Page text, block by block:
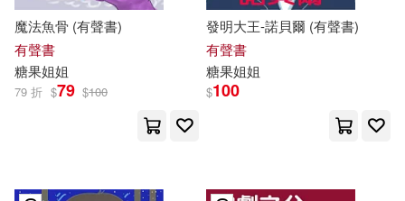
魔法魚骨 (有聲書)
有聲書
糖果姐姐
79 折 $79 $100
發明大王-諾貝爾 (有聲書)
有聲書
糖果姐姐
$100